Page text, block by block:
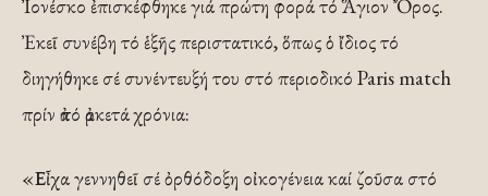
Ἰονέσκο ἐπισκέφθηκε γιά πρώτη φορά τό Ἅγιον Ὄρος.
Ἐκεῖ συνέβη τό ἑξῆς περιστατικό, ὅπως ὁ ἴδιος τό
διηγήθηκε σέ συνέντευξή του στό περιοδικό Paris match
πρίν ἀπό ἀρκετά χρόνια:
«Εἶχα γεννηθεῖ σέ ὀρθόδοξη οἰκογένεια καί ζοῦσα στό